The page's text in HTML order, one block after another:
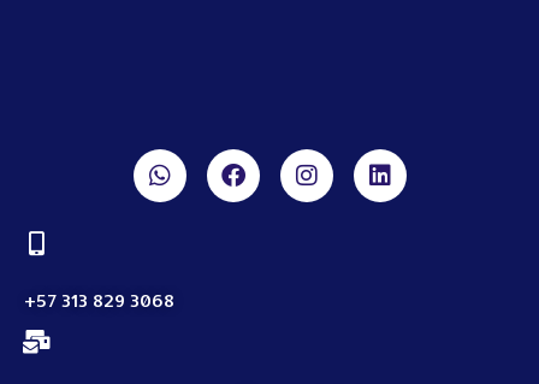
+57 313 829 3068